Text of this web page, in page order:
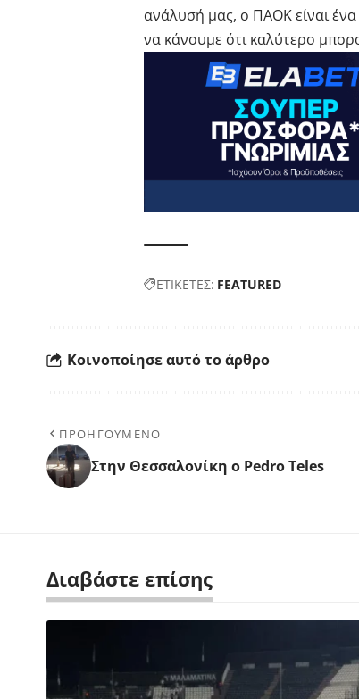
ανάλυσή μας, ο ΠΑΟΚ είναι
να κάνουμε ότι καλύτερο
ΕΤΙΚΕΤΕΣ: FEATURED
Κοινοποίησε αυτό το άρθρο
ΠΡΟΗΓΟΥΜΕΝΟ
Στην Θεσσαλονίκη ο Pedro Teles
Διαβάστε επίσης